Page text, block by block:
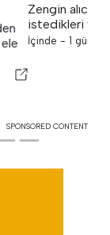
inşa etmek
SPONSORED CONTENT